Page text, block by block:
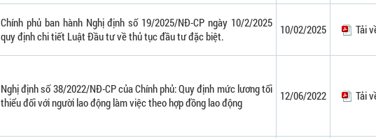
Chính phủ ban hành Nghị định số 19/2025/NĐ-CP ngày 10/2/2025
quy định chi tiết Luật Đầu tư về thủ tục đầu tư đặc biệt.
10/02/2025 Tải
Nghị định số 38/2022/NĐ-CP của Chính phủ: Quy định mức lương tối
thiểu đối với người lao động làm việc theo hợp đồng lao động
12/06/2022 Tải